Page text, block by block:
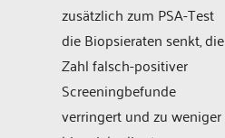
zusätzlich zum PSA-Test
die Biopsieraten senkt, die
Zahl falsch-positiver
Screeningbefunde
verringert und zu weniger